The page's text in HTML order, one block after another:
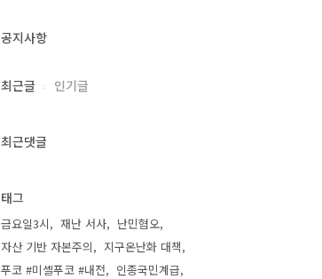
공지사항
최근글 인기글
최근댓글
태그
금요일3시 재난 서사
난민혐오
자산 기반 자본주의
지구온난화 대책
푸코 #미셸푸코 #내전
인종국민계급